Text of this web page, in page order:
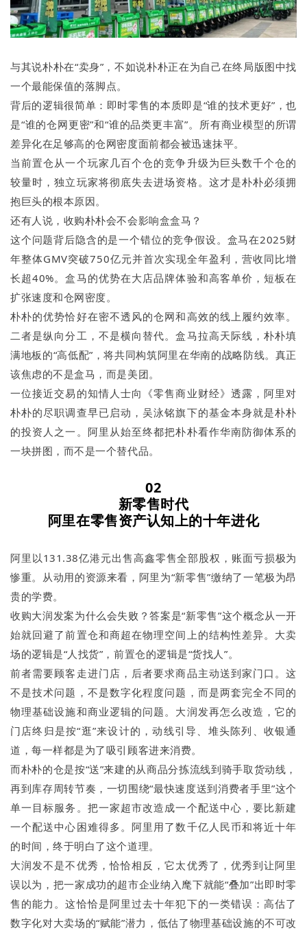
与其说朴朴在“卖身”，不如说朴朴正在为自己在终局版图中找
一个最能保值的落脚点。
背后的逻辑很简单：即时零售的本质即是“谁的技术更好”，也
是“谁的仓网更密”和“谁的品类更丰富”。所有商业模型的所谓
差异化在足够高的仓网密度面前都会被迅速抹平。
当前置仓从一个玩家几百个仓的竞争升级为巨头数千个仓的
较量时，独立玩家将彻底失去进场资格。这才是朴朴必须拥
抱巨头的根本原因。
还有人说，收购朴朴会不会影响盒盒马？
这个问题背后隐含的是一个错位的竞争假设。盒马在2025财
年整体GMV突破750亿元并首次实现全年盈利，营收同比增
长超40%。盒马的优势在大店品牌体验和高客单价，短板在
扩张速度和仓网密度。
朴朴的优势恰好在密不透风的仓网和高效的线上履约效率。
二者是纵向分工，不是横向替代。盒马拉高天际线，朴朴填
满地板的“高低配”，将共同构筑阿里在华南的战略防线。真正
该焦虑的不是盒马，而是美团。
一位接近交易的知情人士向《零售商业财经》透露，阿里对
朴朴的尽职调查早已启动，吴泳铭旗下的基金本身就是朴朴
的投资人之一。阿里从始至终都把朴朴看作华南防御体系的
一块拼图，而不是一个替代品。
02
新零售时代
阿里在零售资产认知上的十年进化
阿里以131.38亿港元出售高鑫零售全部股权，账面亏损极为
惨重。从动用的资源来看，阿里为“新零售”缴纳了一笔极为昂
贵的学费。
收购大润发案为什么会失败？答案是“新零售”这个概念从一开
始就回避了前置仓和商超在物理空间上的结构性差异。大卖
场的逻辑是“人找货”，前置仓的逻辑是“货找人”。
前者需要顾客走进门店，后者要求商品主动送到家门口。这
不是技术问题，不是数字化程度问题，而是两套完全不同的
物理基础设施和商业逻辑的问题。大润发再怎么改造，它的
门店终归是按“逛”来设计的，动线引导、堆头陈列、收银通
道，每一样都是为了吸引顾客进来消费。
而朴朴的仓是按“送”来建的从商品分拣流线到骑手取货动线，
再到库存周转节奏，一切围绕“最快速度送到消费者手里”这个
单一目标服务。把一家超市改造成一个配送中心，要比新建
一个配送中心困难得多。阿里用了数千亿人民币和将近十年
的时间，终于明白了这个道理。
大润发不是不优秀，恰恰相反，它太优秀了，优秀到让阿里
误以为，把一家成功的超市企业纳入麾下就能“叠加”出即时零
售的能力。这恰恰是阿里过去十年犯下的一类错误：高估了
数字化对大卖场的“赋能”潜力，低估了物理基础设施的不可改